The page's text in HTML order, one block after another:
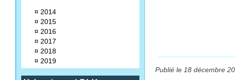
¤ 2014
¤ 2015
¤ 2016
¤ 2017
¤ 2018
¤ 2019
Publié le 18 décembre